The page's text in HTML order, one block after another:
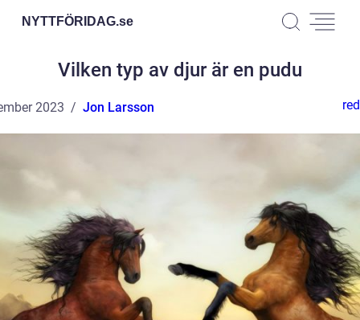
NYTTFÖRIDAG.se
Vilken typ av djur är en pudu
2023 Jon Larsson